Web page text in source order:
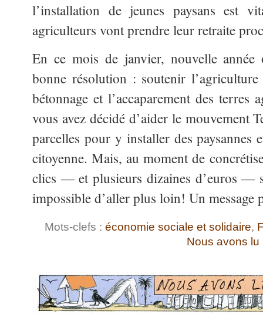
l’installation de jeunes paysans est
agriculteurs vont prendre leur retraite
En ce mois de janvier, nouvelle
bonne résolution : soutenir
bétonnage et l’accaparement des terres
vous avez décidé d’aider le mouvement
parcelles pour y installer des paysannes
citoyenne. Mais, au moment de
clics — et plusieurs dizaines d’euros —
impossible d’aller plus loin! Un message
Mots-clefs : économie sociale et solidaire,
Nous avons lu